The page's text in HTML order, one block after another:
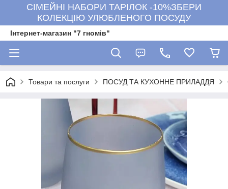
СІМЕЙНІ НАБОРИ ТАРІЛОК -10%ЗБЕРИ
КОЛЕКЦІЮ УЛЮБЛЕНОГО ПОСУДУ
Інтернет-магазин "7 гномів"
Товари та послуги ПОСУД ТА КУХОННЕ ПРИЛАДДЯ